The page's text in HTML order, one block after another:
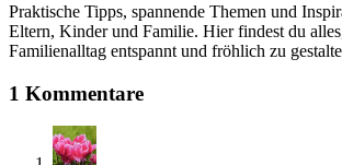
Praktische Tipps, spannende Themen und
Eltern, Kinder und Familie. Hier findest du
Familienalltag entspannt und fröhlich zu
1 Kommentare